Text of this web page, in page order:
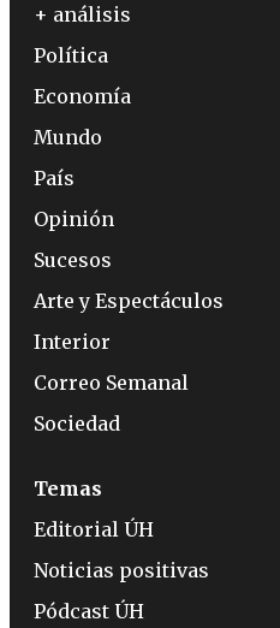
+ análisis
Política
Economía
Mundo
País
Opinión
Sucesos
Arte y Espectáculos
Interior
Correo Semanal
Sociedad
Temas
Editorial ÚH
Noticias positivas
Pódcast ÚH